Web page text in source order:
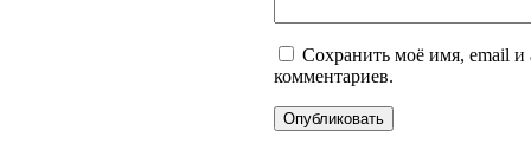
Сохранить моё имя, email и
комментариев.